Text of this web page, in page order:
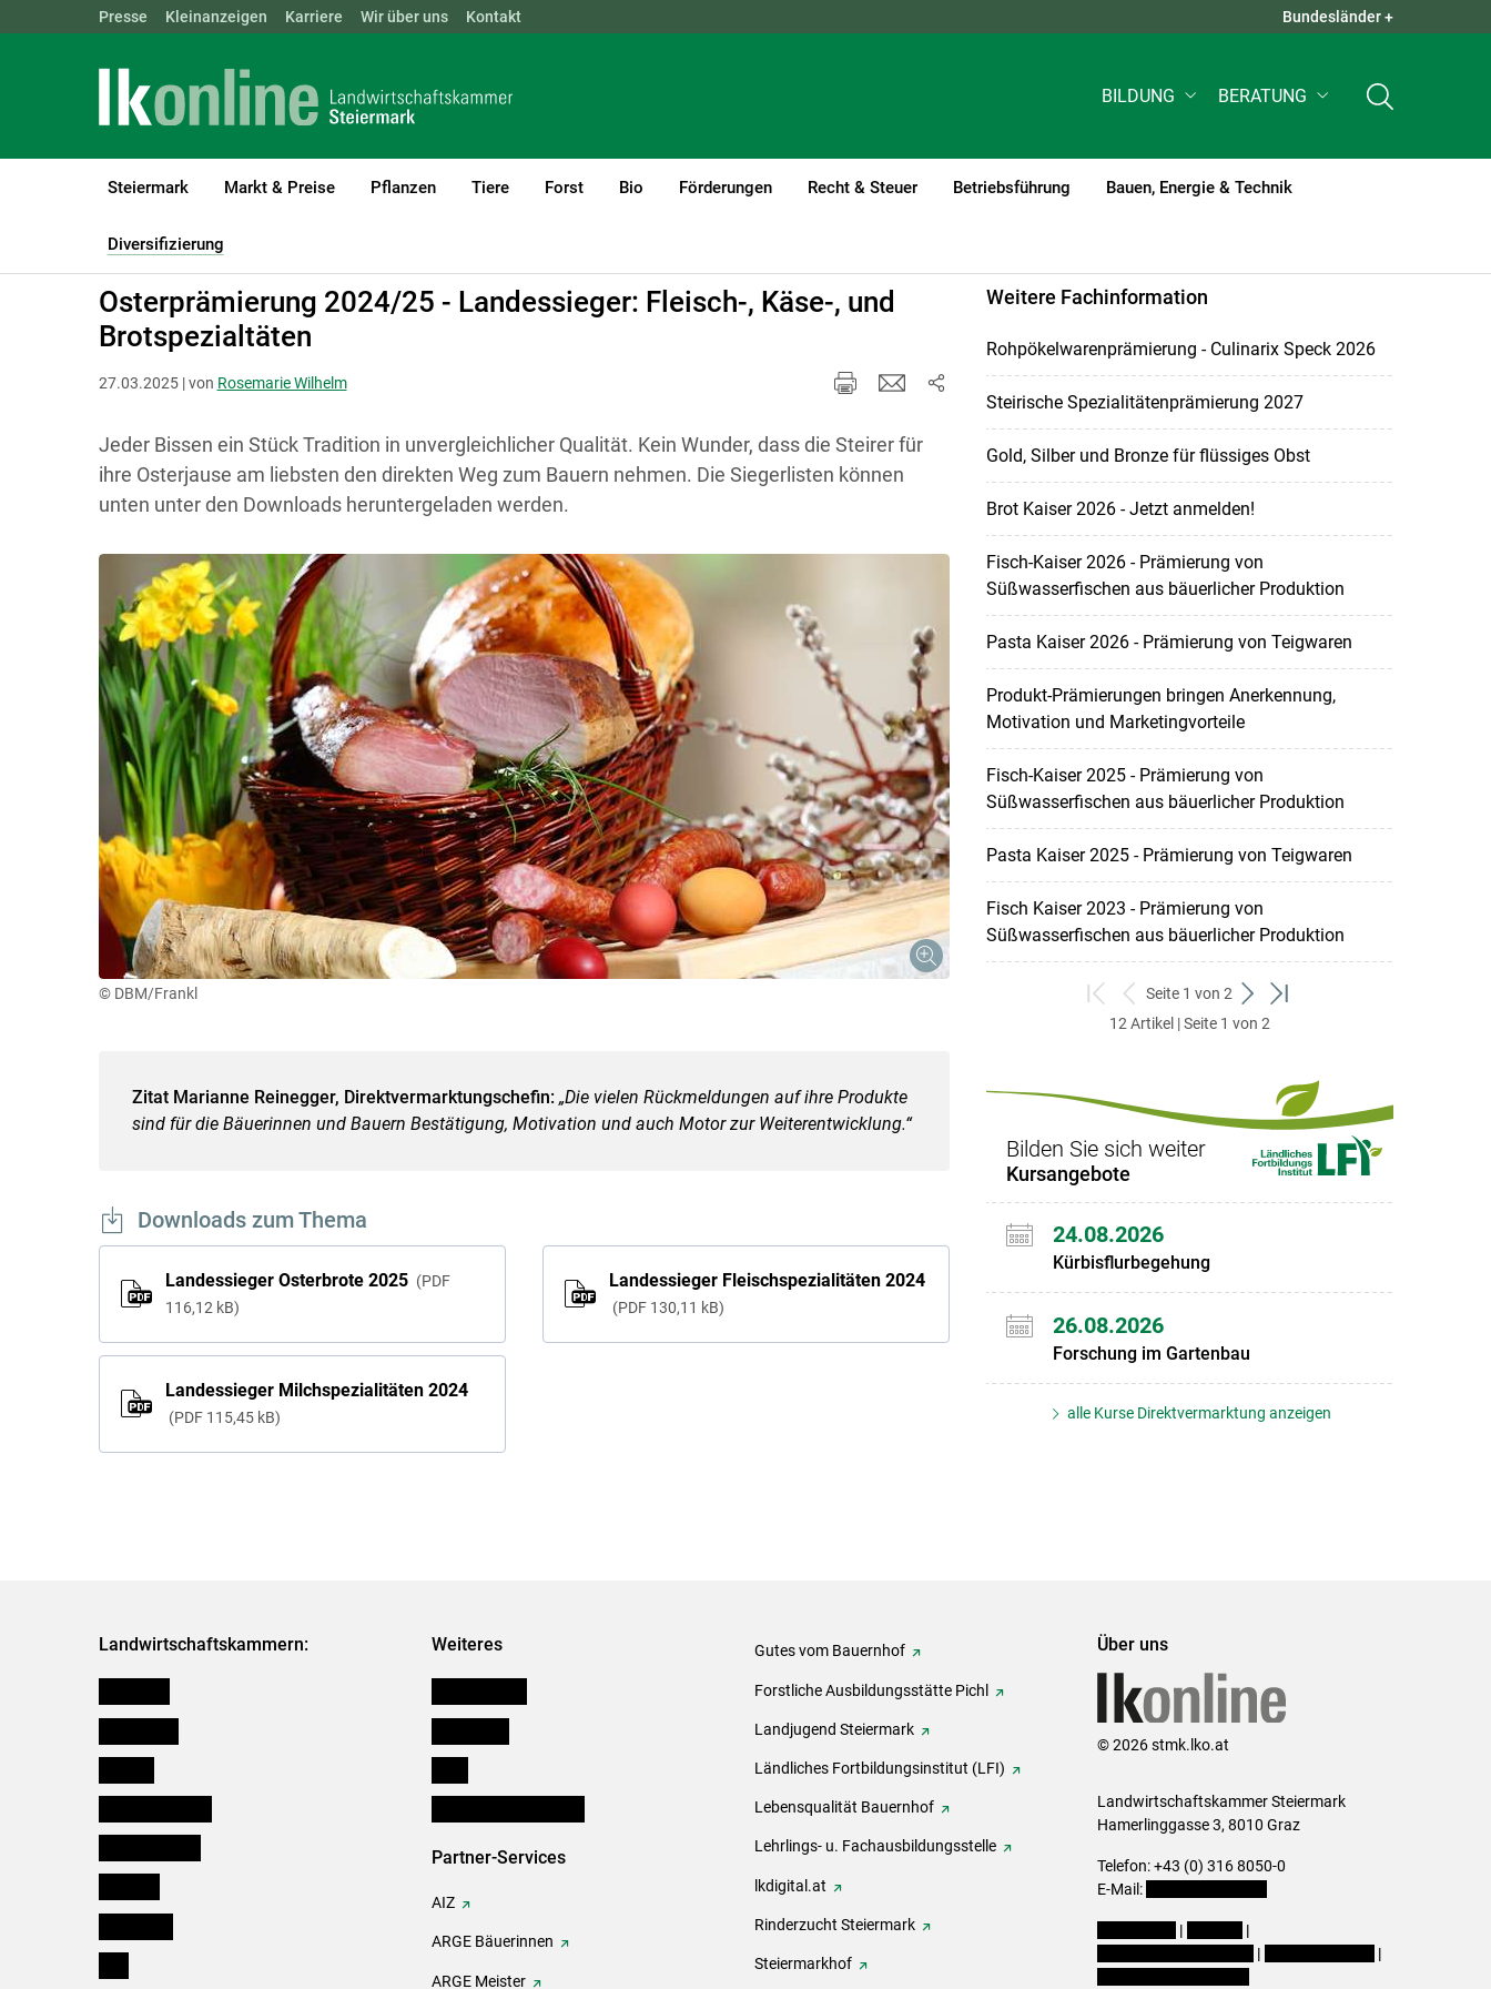
Skip to main content
Landwirtschaftskammern: ÖSTERREICH BGLD KTN NÖ QUICK LINKS +
Presse Kleinanzeigen Karriere Wir über uns Kontakt Bundesländer +
BILDUNG BERATUNG
Steiermark Markt & Preise Pflanzen Tiere Forst Bio Förderungen Recht & Steuer Betriebsführung Bauen, Energie & Technik
Diversifizierung
(current)1
LK Steiermark Diversifizierung
Osterprämierung 2024/25 - Landessieger: Fleisch-, Käse-, und
Brotspezialtäten
27.03.2025 | von Rosemarie Wilhelm
Jeder Bissen ein Stück Tradition in unvergleichlicher Qualität. Kein Wunder, dass die Steirer für
ihre Osterjause am liebsten den direkten Weg zum Bauern nehmen. Die Siegerlisten können
unten unter den Downloads heruntergeladen werden.
© DBM/Frankl
Zitat Marianne Reinegger, Direktvermarktungschefin: „Die vielen Rückmeldungen auf ihre Produkte
sind für die Bäuerinnen und Bauern Bestätigung, Motivation und auch Motor zur Weiterentwicklung.“
Downloads zum Thema
Landessieger Osterbrote 2025
PDF
116,12 kB
Landessieger Fleischspezialitäten 2024
PDF 130,11 kB
Landessieger Milchspezialitäten 2024
PDF 115,45 kB
Weitere Fachinformation
Rohpökelwarenprämierung - Culinarix Speck 2026
Steirische Spezialitätenprämierung 2027
Gold, Silber und Bronze für flüssiges Obst
Brot Kaiser 2026 - Jetzt anmelden!
Fisch-Kaiser 2026 - Prämierung von
Süßwasserfischen aus bäuerlicher Produktion
Pasta Kaiser 2026 - Prämierung von Teigwaren
Produkt-Prämierungen bringen Anerkennung,
Motivation und Marketingvorteile
Fisch-Kaiser 2025 - Prämierung von
Süßwasserfischen aus bäuerlicher Produktion
Pasta Kaiser 2025 - Prämierung von Teigwaren
Fisch Kaiser 2023 - Prämierung von
Süßwasserfischen aus bäuerlicher Produktion
zum
ersten
zurück
zum
Seite 1 von 2
weiter
zum
zum
12 Artikel | Seite 1 von 2
Bilden Sie sich weiter
Kursangebote
24.08.2026
Kürbisflurbegehung
26.08.2026
Forschung im Gartenbau
alle Kurse Direktvermarktung anzeigen
Landwirtschaftskammern: Weiteres
Partner-Services
AIZ
ARGE Bäuerinnen
ARGE Meister
Gutes vom Bauernhof
Forstliche Ausbildungsstätte Pichl
Landjugend Steiermark
Ländliches Fortbildungsinstitut (LFI)
Lebensqualität Bauernhof
Lehrlings- u. Fachausbildungsstelle
lkdigital.at
Rinderzucht Steiermark
Steiermarkhof
Über uns
© 2026 stmk.lko.at
Landwirtschaftskammer Steiermark
Hamerlinggasse 3, 8010 Graz
Telefon: +43 (0) 316 8050-0
E-Mail:
|
|
|
|